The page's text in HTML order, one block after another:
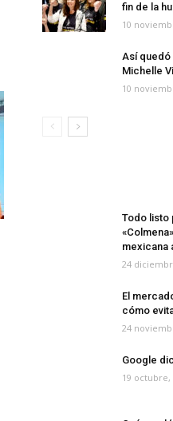
fin de la
10
Así quedó
Michelle
10
México inicia este
Todo listo
mexicana
24
El
cómo
24
Google
19 octubre,